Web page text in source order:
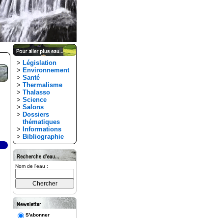
> Législation
> Environnement
> Santé
> Thermalisme
> Thalasso
> Science
> Salons
> Dossiers
thématiques
> Informations
> Bibliographie
Nom de l'eau :
S'abonner